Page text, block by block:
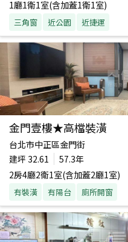
1廳1衛1室(含加蓋1衛1室)
三角窗 近公園 近捷運
金門壹樓★高檔裝潢
台北市中正區金門街
建坪 32.61
57.3年
2房4廳2衛1室(含加蓋2廳1室)
有裝潢 有陽台 廁所開窗